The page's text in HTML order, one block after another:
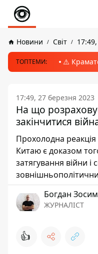
Новини Світ
ТОПТЕМИ: ⚠️
17:49, 27 березня 2023
На що
закінчитися
Прохолодна реакція
Китаю є доказом
затягування війни і
Богдан
ЖУРНАЛІСТ
👍